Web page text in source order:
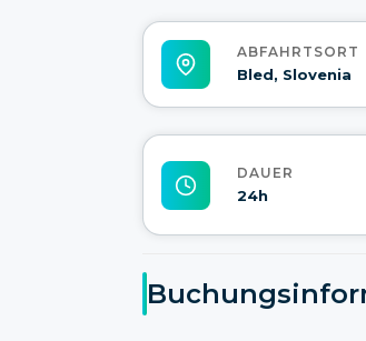
ABFAHRTSORT
Bled, Slovenia
DAUER
24h